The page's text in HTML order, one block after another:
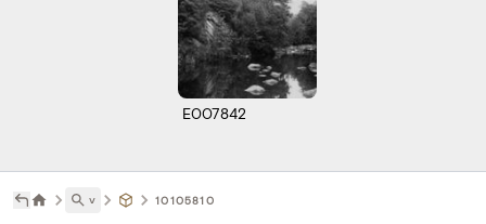
E007842
˅ 10105810